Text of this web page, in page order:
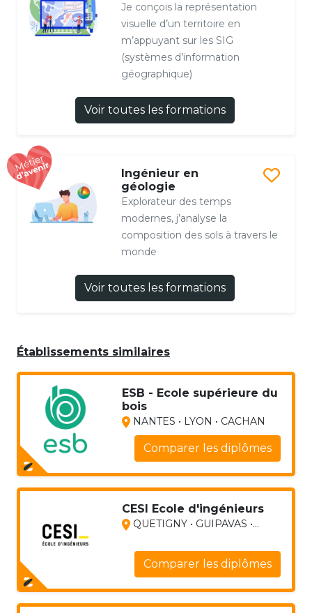
Je conçois la représentation
visuelle d’un territoire en
m’appuyant sur les SIG
(systèmes d’information
géographique)
Voir toutes les formations
Ingénieur en
géologie
Explorateur des temps
modernes, j’analyse la
composition des sols à travers le
monde
Voir toutes les formations
Établissements similaires
ESB - Ecole supérieure du
bois
NANTES • LYON • CACHAN
Comparer les diplômes
CESI Ecole d'ingénieurs
QUETIGNY • GUIPAVAS •...
Comparer les diplômes